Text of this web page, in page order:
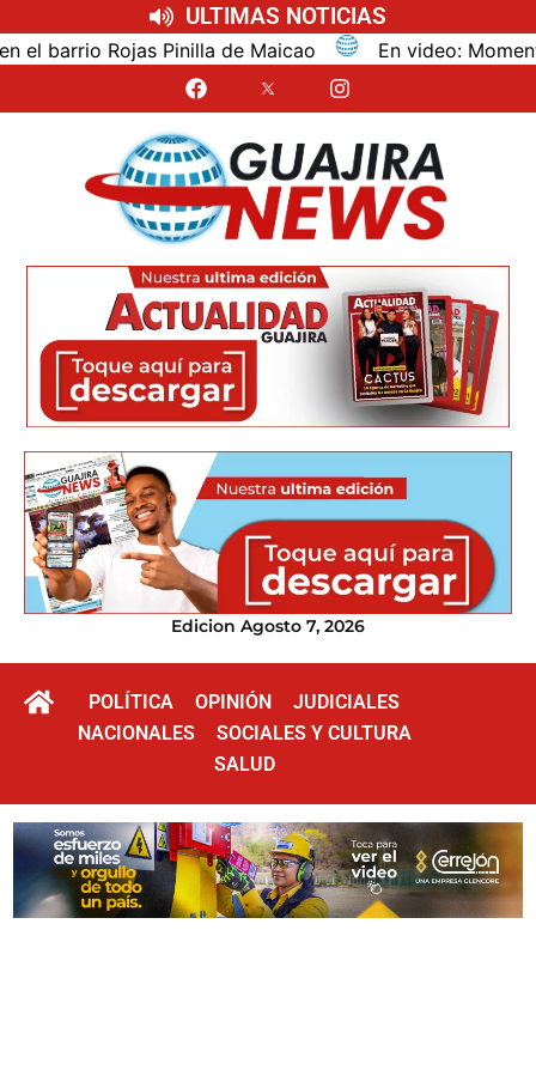
ULTIMAS NOTICIAS
Rojas Pinilla de Maicao En video: Momentos de
Edicion Agosto 7, 2026
POLÍTICA OPINIÓN
JUDICIALES
NACIONALES
SOCIALES Y CULTURA
SALUD